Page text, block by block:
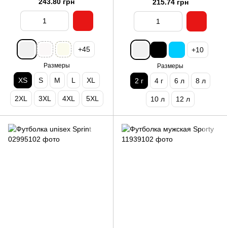
+45
Размеры
XS S M L XL
2XL 3XL 4XL 5XL
215.74 грн
+10
Размеры
2 г 4 г 6 л 8 л
10 л 12 л